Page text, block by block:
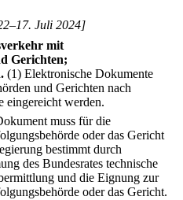
Juli 2024]
mit
Gerichten;
(1) Elektronische Dokumente
und Gerichten nach
eingereicht werden.
muss für die
oder das Gericht
bestimmt durch
des Bundesrates technische
und die Eignung zur
oder das Gericht.